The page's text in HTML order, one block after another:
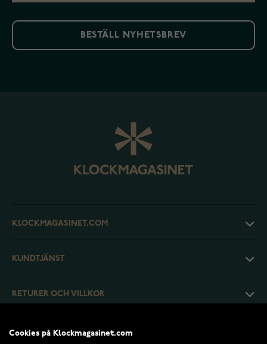
BESTÄLL NYHETSBREV
KLOCKMAGASINET.COM
KUNDTJÄNST
RETURER OCH VILLKOR
INFO
Cookies på Klockmagasinet.com